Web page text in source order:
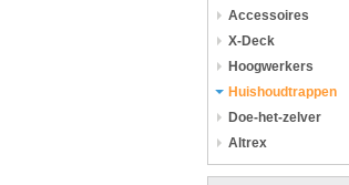
Accessoires
X-Deck
Hoogwerkers
Huishoudtrappen
Doe-het-zelver
Altrex